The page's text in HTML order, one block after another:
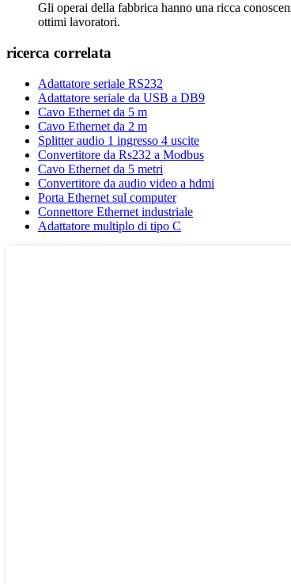
Gli operai della fabbrica hanno una ricca
ottimi lavoratori.
ricerca correlata
Adattatore seriale RS232
Adattatore seriale da USB a DB9
Cavo Ethernet da 5 m
Cavo Ethernet da 2 m
Splitter audio 1 ingresso 4 uscite
Convertitore da Rs232 a Modbus
Cavo Ethernet da 5 metri
Convertitore da audio video a hdmi
Porta Ethernet sul computer
Connettore Ethernet industriale
Adattatore multiplo di tipo C